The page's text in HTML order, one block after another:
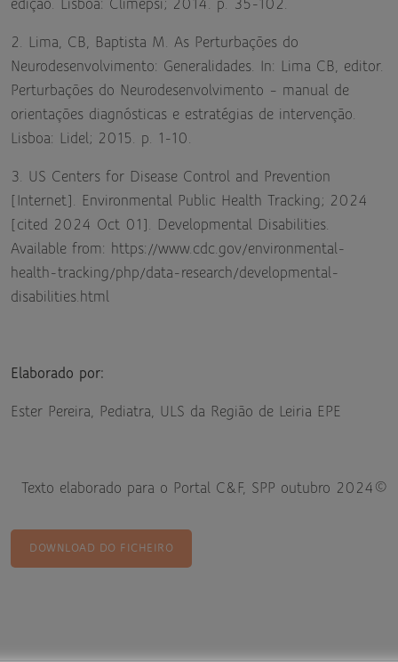
edição. Lisboa: Climepsi; 2014. p. 35-102.
2. Lima, CB, Baptista M. As Perturbações do
Neurodesenvolvimento: Generalidades. In: Lima CB, editor.
Perturbações do Neurodesenvolvimento – manual de
orientações diagnósticas e estratégias de intervenção.
Lisboa: Lidel; 2015. p. 1-10.
3. US Centers for Disease Control and Prevention
[Internet]. Environmental Public Health Tracking; 2024
[cited 2024 Oct 01]. Developmental Disabilities.
Available from: https://www.cdc.gov/environmental-
health-tracking/php/data-research/developmental-
disabilities.html
Elaborado por:
Ester Pereira, Pediatra, ULS da Região de Leiria EPE
Texto elaborado para o Portal C&F, SPP outubro 2024©
DOWNLOAD DO FICHEIRO